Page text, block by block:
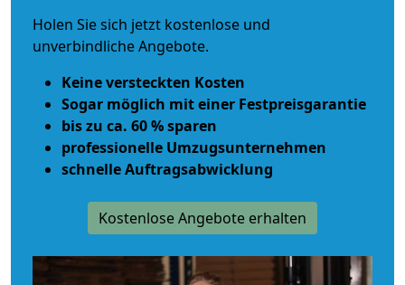
Holen Sie sich jetzt kostenlose und
unverbindliche Angebote.
Keine versteckten Kosten
Sogar möglich mit einer Festpreisgarantie
bis zu ca. 60 % sparen
professionelle Umzugsunternehmen
schnelle Auftragsabwicklung
Kostenlose Angebote erhalten